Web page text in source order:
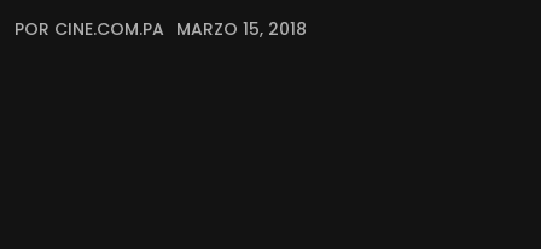
POR CINE.COM.PA MARZO 15, 2018